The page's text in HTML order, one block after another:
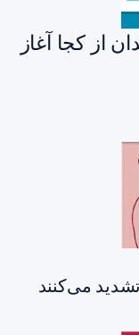
از کجا آغاز
می‌کنند